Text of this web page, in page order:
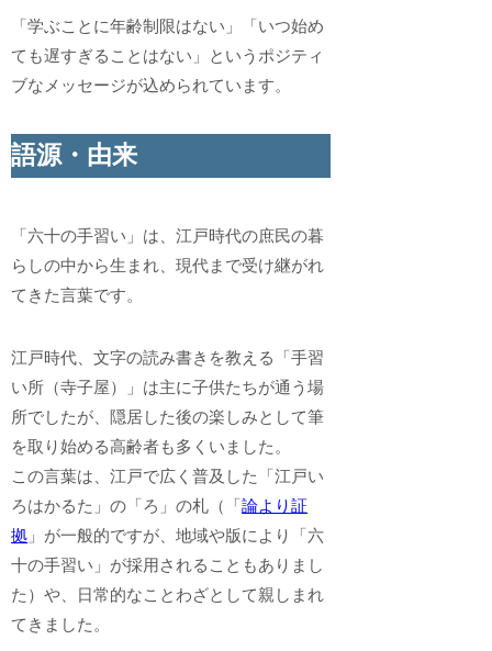
「学ぶことに年齢制限はない」「いつ始め
ても遅すぎることはない」というポジティ
ブなメッセージが込められています。
語源・由来
「六十の手習い」は、江戸時代の庶民の暮
らしの中から生まれ、現代まで受け継がれ
てきた言葉です。
江戸時代、文字の読み書きを教える「手習
い所（寺子屋）」は主に子供たちが通う場
所でしたが、隠居した後の楽しみとして筆
を取り始める高齢者も多くいました。
この言葉は、江戸で広く普及した「江戸い
ろはかるた」の「ろ」の札（「論より証
拠 」が一般的ですが、地域や版により「六
十の手習い」が採用されることもありまし
た）や、日常的なことわざとして親しまれ
てきました。